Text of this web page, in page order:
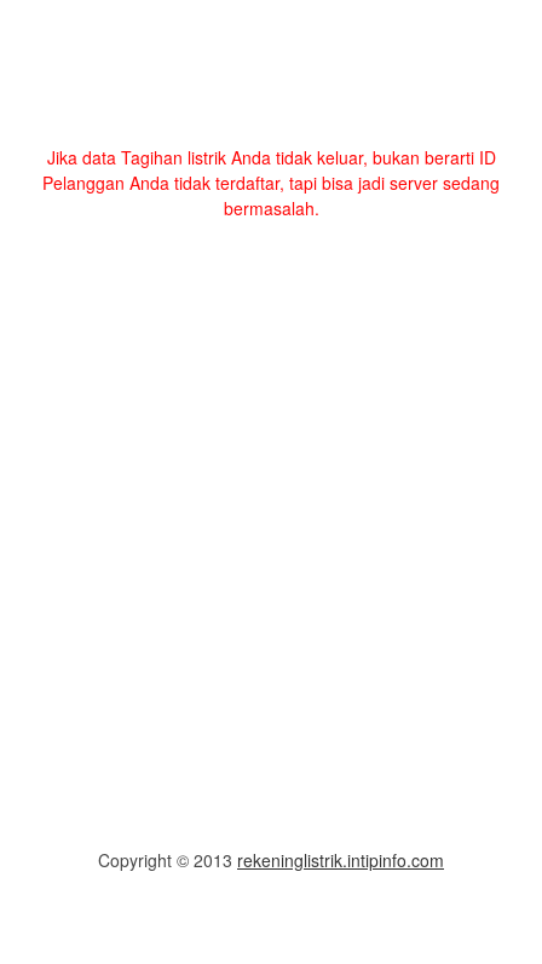
Jika data Tagihan listrik Anda tidak keluar, bukan berarti ID
Pelanggan Anda tidak terdaftar, tapi bisa jadi server sedang
bermasalah.
Copyright © 2013 rekeninglistrik.intipinfo.com